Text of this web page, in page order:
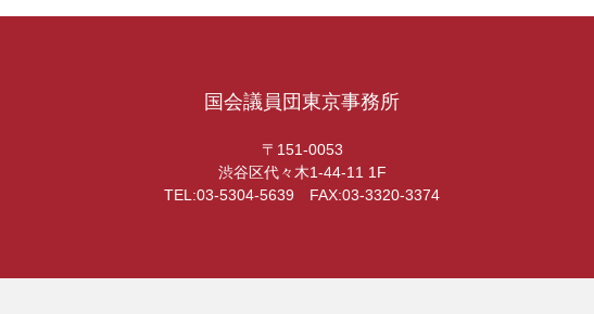
国会議員団東京事務所
〒151-0053
渋谷区代々木1-44-11 1F
TEL:03-5304-5639 FAX:03-3320-3374